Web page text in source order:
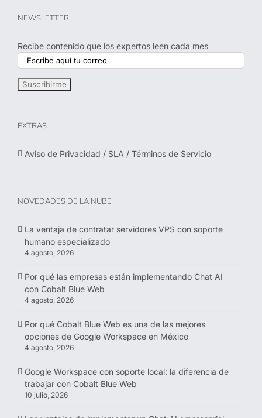
NEWSLETTER
Recibe contenido que los expertos leen cada mes
EXTRAS
Aviso de Privacidad / SLA / Términos de Servicio
NOVEDADES DE LA NUBE
La ventaja de contratar servidores VPS con soporte
humano especializado
4 agosto, 2026
Por qué las empresas están implementando Chat AI
con Cobalt Blue Web
4 agosto, 2026
Por qué Cobalt Blue Web es una de las mejores
opciones de Google Workspace en México
4 agosto, 2026
Google Workspace con soporte local: la diferencia de
trabajar con Cobalt Blue Web
10 julio, 2026